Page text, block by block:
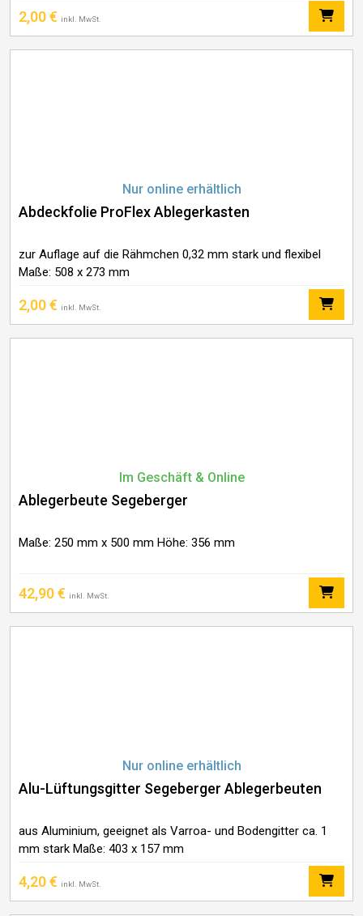
2,00€ inkl. MwSt.
Nur online erhältlich
Abdeckfolie ProFlex Ablegerkasten
zur Auflage auf die Rähmchen 0,32 mm stark und flexibel
Maße: 508 x 273 mm
2,00€ inkl. MwSt.
Im Geschäft & Online
Ablegerbeute Segeberger
Maße: 250 mm x 500 mm Höhe: 356 mm
42,90€ inkl. MwSt.
Nur online erhältlich
Alu-Lüftungsgitter Segeberger Ablegerbeuten
aus Aluminium, geeignet als Varroa- und Bodengitter ca. 1
mm stark Maße: 403 x 157 mm
4,20€ inkl. MwSt.